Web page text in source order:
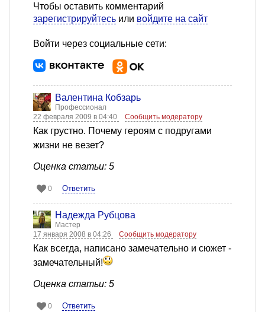
Чтобы оставить комментарий
зарегистрируйтесь или войдите на сайт
Войти через социальные сети:
Валентина Кобзарь
Профессионал
22 февраля 2009 в 04:40
Сообщить модератору
Как грустно. Почему героям с подругами
жизни не везет?
Оценка статьи: 5
0 Ответить
Надежда Рубцова
Мастер
17 января 2008 в 04:26
Сообщить модератору
Как всегда, написано замечательно и сюжет -
замечательный!
Оценка статьи: 5
0 Ответить